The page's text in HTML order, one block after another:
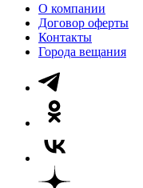
О компании
Договор оферты
Контакты
Города вещания